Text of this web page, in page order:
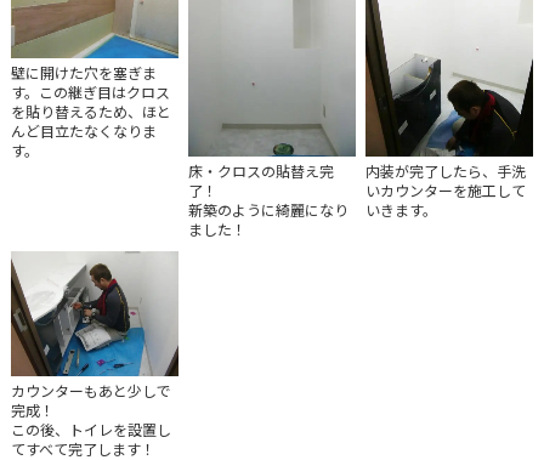
壁に開けた穴を塞ぎま
す。この継ぎ目はクロス
を貼り替えるため、ほと
んど目立たなくなりま
す。
床・クロスの貼替え完
了！
新築のように綺麗になり
ました！
内装が完了したら、手洗
いカウンターを施工して
いきます。
カウンターもあと少しで
完成！
この後、トイレを設置し
てすべて完了します！